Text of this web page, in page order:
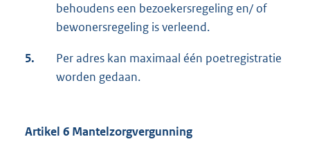
behoudens een bezoekersregeling en/ of
bewonersregeling is verleend.
5.
Per adres kan maximaal één poetregistratie
worden gedaan.
Artikel 6 Mantelzorgvergunning